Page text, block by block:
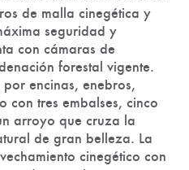
de malla cinegética y
seguridad y
con cámaras de
forestal vigente.
encinas, enebros,
con tres embalses, cinco
arroyo que cruza la
de gran belleza. La
cinegético con